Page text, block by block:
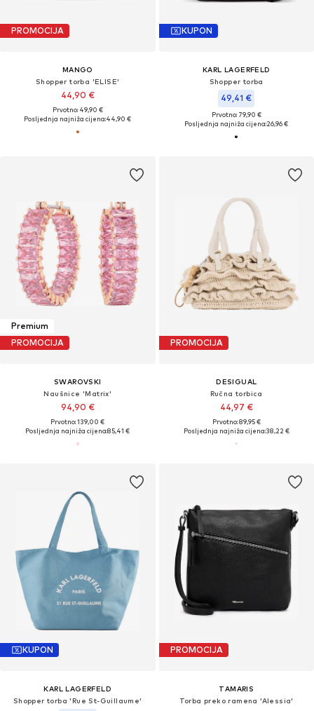
PROMOCIJA
MANGO
Shopper torba 'ELISE'
44,90 €
Prvotno: 49,90 €
Posljednja najniža cijena:44,90 €
KUPON
KARL LAGERFELD
Shopper torba
49,41 €
Prvotno: 79,90 €
Posljednja najniža cijena:26,96 €
Premium
PROMOCIJA
SWAROVSKI
Naušnice 'Matrix'
94,90 €
Prvotno: 139,00 €
Posljednja najniža cijena:85,41 €
PROMOCIJA
DESIGUAL
Ručna torbica
44,97 €
Prvotno: 89,95 €
Posljednja najniža cijena:38,22 €
KUPON
KARL LAGERFELD
Shopper torba 'Rue St-Guillaume'
PROMOCIJA
TAMARIS
Torba preko ramena 'Alessia'